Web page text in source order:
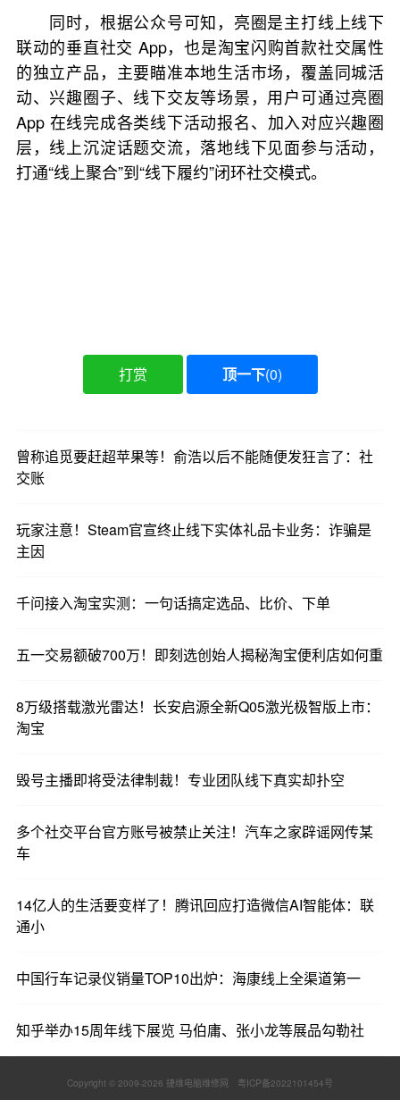
同时，根据公众号可知，亮圈是主打线上线下
联动的垂直社交 App，也是淘宝闪购首款社交属性
的独立产品，主要瞄准本地生活市场，覆盖同城活
动、兴趣圈子、线下交友等场景，用户可通过亮圈
App 在线完成各类线下活动报名、加入对应兴趣圈
层，线上沉淀话题交流，落地线下见面参与活动，
打通“线上聚合”到“线下履约”闭环社交模式。
打赏 顶一下(0)
曾称追觅要赶超苹果等！俞浩以后不能随便发狂言了：社
交账
玩家注意！Steam官宣终止线下实体礼品卡业务：诈骗是
主因
千问接入淘宝实测：一句话搞定选品、比价、下单
五一交易额破700万！即刻选创始人揭秘淘宝便利店如何重
8万级搭载激光雷达！长安启源全新Q05激光极智版上市：
淘宝
毁号主播即将受法律制裁！专业团队线下真实却扑空
多个社交平台官方账号被禁止关注！汽车之家辟谣网传某
车
14亿人的生活要变样了！腾讯回应打造微信AI智能体：联
通小
中国行车记录仪销量TOP10出炉：海康线上全渠道第一
知乎举办15周年线下展览 马伯庸、张小龙等展品勾勒社
Copyright © 2009-2026 捷维电脑维修网 粤ICP备2022101454号